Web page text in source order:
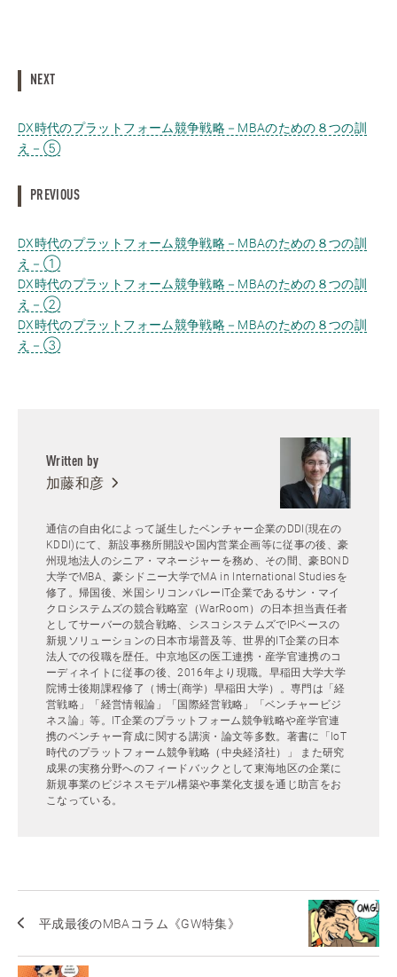
NEXT
DX時代のプラットフォーム競争戦略－MBAのための８つの訓
え－⑤
PREVIOUS
DX時代のプラットフォーム競争戦略－MBAのための８つの訓
え－①
DX時代のプラットフォーム競争戦略－MBAのための８つの訓
え－②
DX時代のプラットフォーム競争戦略－MBAのための８つの訓
え－③
Written by
加藤和彦
通信の自由化によって誕生したベンチャー企業のDDI(現在の
KDDI)にて、新設事務所開設や国内営業企画等に従事の後、豪
州現地法人のシニア・マネージャーを務め、その間、豪BOND
大学でMBA、豪シドニー大学でMA in International Studiesを
修了。帰国後、米国シリコンバレーIT企業であるサン・マイ
クロシステムズの競合戦略室（WarRoom）の日本担当責任者
としてサーバーの競合戦略、シスコシステムズでIPベースの
新規ソリューションの日本市場普及等、世界的IT企業の日本
法人での役職を歴任。中京地区の医工連携・産学官連携のコ
ーディネイトに従事の後、2016年より現職。早稲田大学大学
院博士後期課程修了（博士(商学）早稲田大学）。専門は「経
営戦略」「経営情報論」「国際経営戦略」「ベンチャービジ
ネス論」等。IT企業のプラットフォーム競争戦略や産学官連
携のベンチャー育成に関する講演・論文等多数。著書に「IoT
時代のプラットフォーム競争戦略（中央経済社）」 また研究
成果の実務分野へのフィードバックとして東海地区の企業に
新規事業のビジネスモデル構築や事業化支援を通じ助言をお
こなっている。
平成最後のMBAコラム《GW特集》